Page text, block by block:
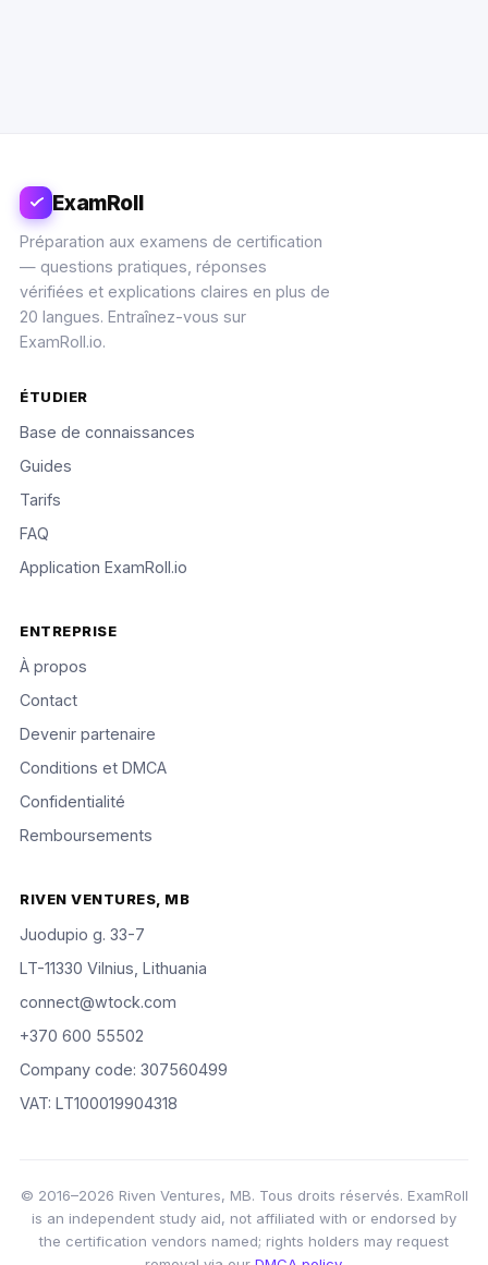
ExamRoll
Préparation aux examens de certification
— questions pratiques, réponses
vérifiées et explications claires en plus de
20 langues. Entraînez-vous sur
ExamRoll.io.
ÉTUDIER
Base de connaissances
Guides
Tarifs
FAQ
Application ExamRoll.io
ENTREPRISE
À propos
Contact
Devenir partenaire
Conditions et DMCA
Confidentialité
Remboursements
RIVEN VENTURES, MB
Juodupio g. 33-7
LT-11330 Vilnius, Lithuania
connect@wtock.com
+370 600 55502
Company code: 307560499
VAT: LT100019904318
© 2016–2026 Riven Ventures, MB. Tous droits réservés. ExamRoll
is an independent study aid, not affiliated with or endorsed by
the certification vendors named; rights holders may request